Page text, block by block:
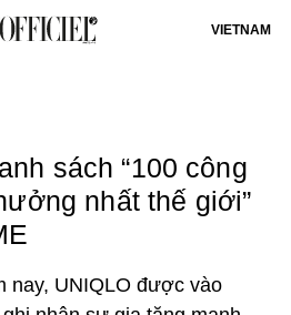
VIETNAM
sách “100 công
nhất thế giới”
nay, UNIQLO được vào